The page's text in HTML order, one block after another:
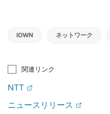
IOWN ネットワーク
関連リンク
NTT
ニュースリリース